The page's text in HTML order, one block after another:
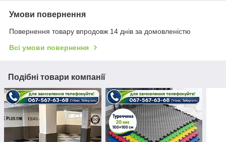
Умови повернення
Повернення товару впродовж 14 днів за домовленістю
Всі умови повернення
Подібні товари компанії